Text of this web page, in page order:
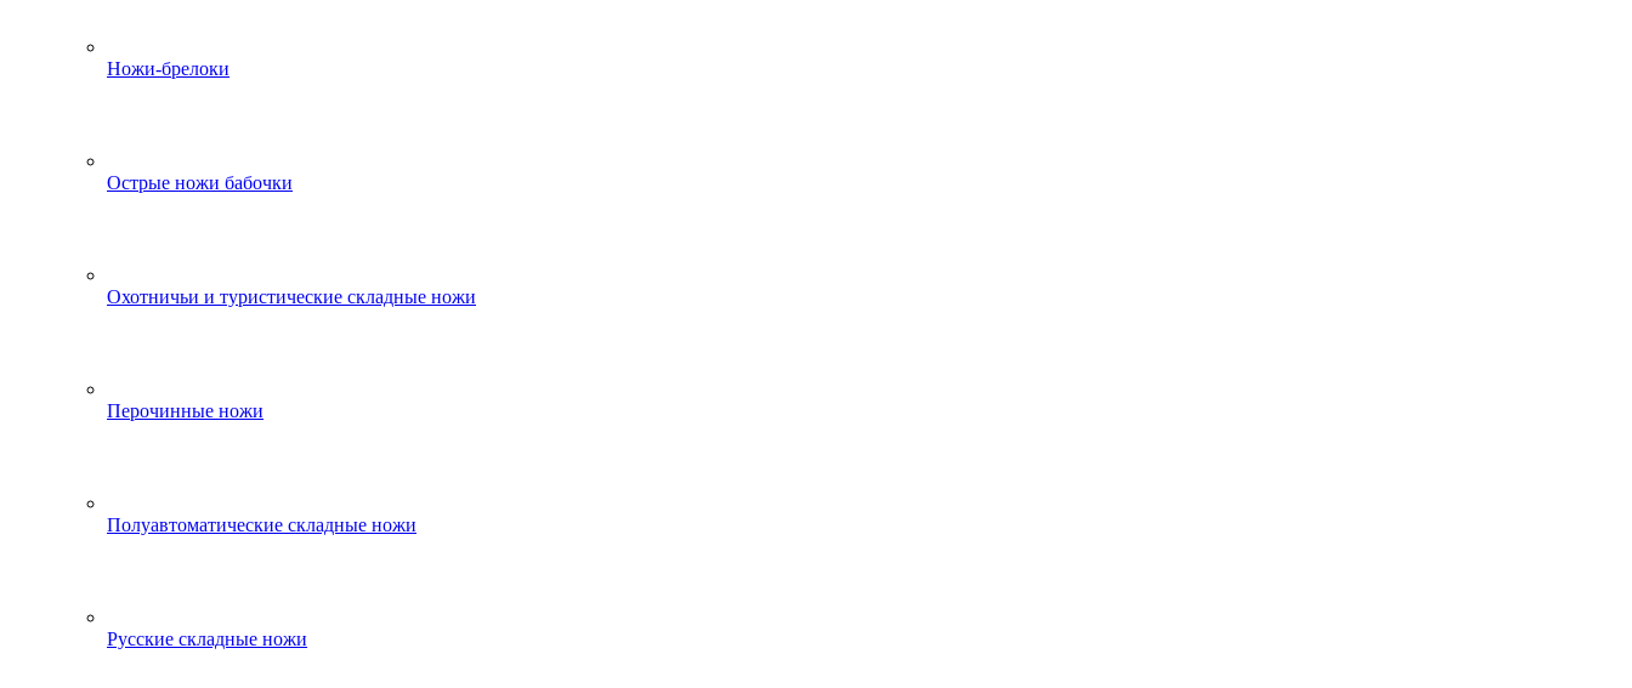
Ножи-брелоки
Острые ножи бабочки
Охотничьи и туристические складные ножи
Перочинные ножи
Полуавтоматические складные ножи
Русские складные ножи